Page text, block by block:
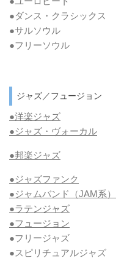
●ダンス・クラシックス
●サルソウル
●フリーソウル
ジャズ／フュージョン
●洋楽ジャズ
●ジャズ・ヴォーカル
●邦楽ジャズ
●ジャズファンク
●ジャムバンド（JAM系）
●ラテンジャズ
●フュージョン
●フリージャズ
●スピリチュアルジャズ